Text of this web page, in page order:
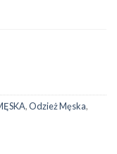
,Odzież Męska,